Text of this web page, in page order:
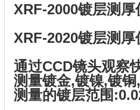
XRF-2000镀层测厚
XRF-2020镀层测厚
通过CCD镜头观察
测量镀金,镀镍,镀
测量的镀层范围